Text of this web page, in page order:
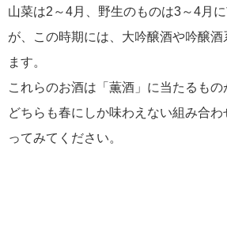
山菜は2～4月、野生のものは3～4月
が、この時期には、大吟醸酒や吟醸
ます。
これらのお酒は「薫酒」に当たるもの
どちらも春にしか味わえない組み合
ってみてください。